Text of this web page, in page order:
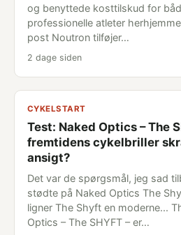
og benyttede kosttilskud for
professionelle atleter
post Noutron tilføjer…
2 dage siden
CYKELSTART
Test: Naked Optics – The
fremtidens cykelbriller
ansigt?
Det var de spørgsmål, jeg sad
stødte på Naked Optics The
ligner The Shyft en moderne...
Optics – The SHYFT – er…